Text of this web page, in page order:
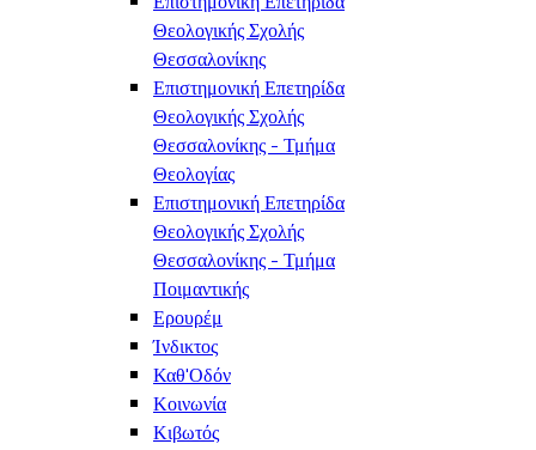
Θεολογικής Σχολής
Θεσσαλονίκης
Επιστημονική Επετηρίδα
Θεολογικής Σχολής
Θεσσαλονίκης - Τμήμα
Θεολογίας
Επιστημονική Επετηρίδα
Θεολογικής Σχολής
Θεσσαλονίκης - Τμήμα
Ποιμαντικής
Ερουρέμ
Ίνδικτος
Καθ'Οδόν
Κοινωνία
Κιβωτός